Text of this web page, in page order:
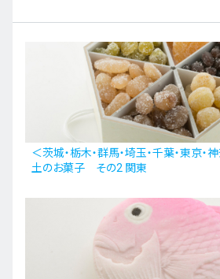
甲信越
京都・奈良
中国・四国
芸術・
もの作
自然
暦と暮
小野里
＜茨城・栃木・群馬・埼玉・千葉・東京
土のお菓子 その2 関東